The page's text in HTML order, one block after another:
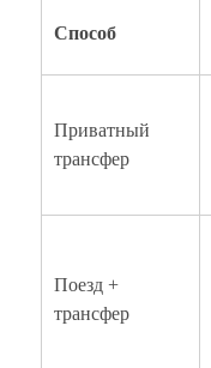
Способ
Приватный
трансфер
Поезд +
трансфер